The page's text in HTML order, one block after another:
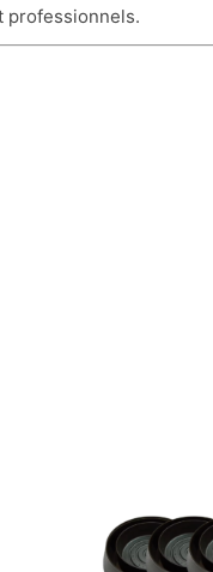
professionnels.